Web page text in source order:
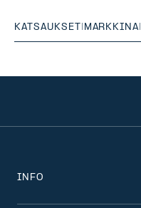
KATSAUKSET MARKKINA
INFO